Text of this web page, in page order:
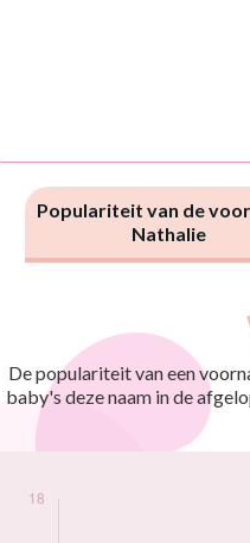
Populariteit van de
Nathalie
De populariteit van een
baby's deze naam in de
2009
15
2010
12
2014
7